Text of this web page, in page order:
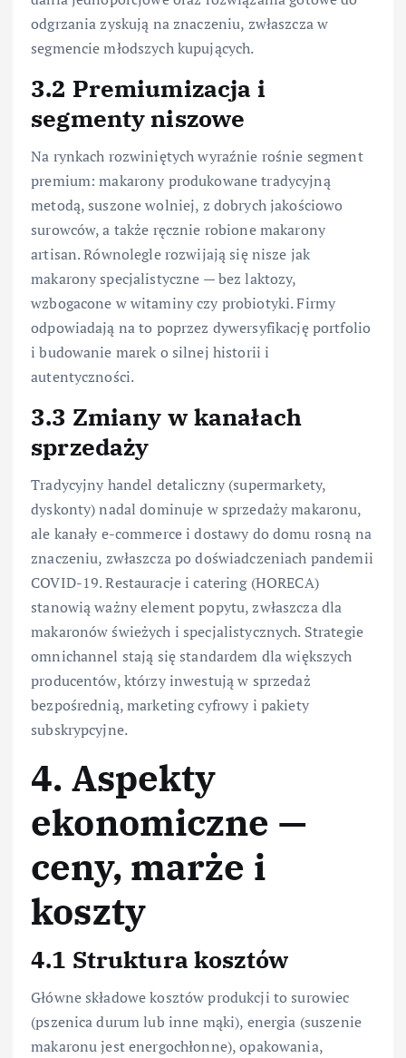
odgrzania zyskują na znaczeniu, zwłaszcza w
segmencie młodszych kupujących.
3.2 Premiumizacja i
segmenty niszowe
Na rynkach rozwiniętych wyraźnie rośnie segment
premium: makarony produkowane tradycyjną
metodą, suszone wolniej, z dobrych jakościowo
surowców, a także ręcznie robione makarony
artisan. Równolegle rozwijają się nisze jak
makarony specjalistyczne — bez laktozy,
wzbogacone w witaminy czy probiotyki. Firmy
odpowiadają na to poprzez dywersyfikację portfolio
i budowanie marek o silnej historii i
autentyczności.
3.3 Zmiany w kanałach
sprzedaży
Tradycyjny handel detaliczny (supermarkety,
dyskonty) nadal dominuje w sprzedaży makaronu,
ale kanały e-commerce i dostawy do domu rosną na
znaczeniu, zwłaszcza po doświadczeniach pandemii
COVID-19. Restauracje i catering (HORECA)
stanowią ważny element popytu, zwłaszcza dla
makaronów świeżych i specjalistycznych. Strategie
omnichannel stają się standardem dla większych
producentów, którzy inwestują w sprzedaż
bezpośrednią, marketing cyfrowy i pakiety
subskrypcyjne.
4. Aspekty
ekonomiczne —
ceny, marże i
koszty
4.1 Struktura kosztów
Główne składowe kosztów produkcji to surowiec
(pszenica durum lub inne mąki), energia (suszenie
makaronu jest energochłonne), opakowania,